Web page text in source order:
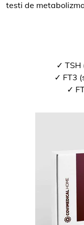
testi de
✓ TSH
✓ FT3
✓